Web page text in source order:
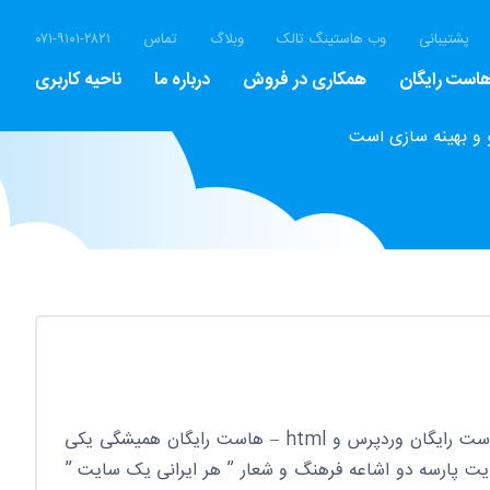
ناحیه کاربری درباره ما همکاری در فروش رایگان
۰۷۱-۹۱۰۱-۲۸۲۱ تماس وبلاگ وب هاستینگ تالک پشتیبانی
و بهینه سازی است
هاست رایگان هاست رایگان – هاست رایگان وردپرس و html – هاست رایگان همیشگی یکی
پارسه دو اشاعه فرهنگ و شعار ” هر ایرانی یک سایت ”